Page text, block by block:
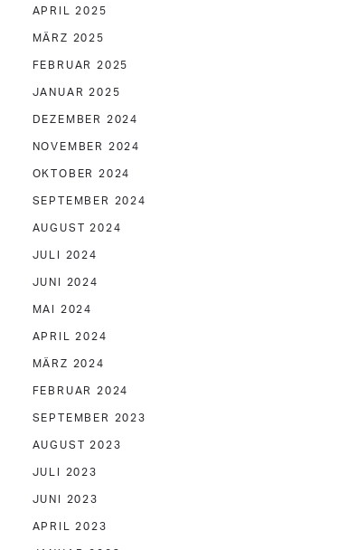
APRIL 2025
MÄRZ 2025
FEBRUAR 2025
JANUAR 2025
DEZEMBER 2024
NOVEMBER 2024
OKTOBER 2024
SEPTEMBER 2024
AUGUST 2024
JULI 2024
JUNI 2024
MAI 2024
APRIL 2024
MÄRZ 2024
FEBRUAR 2024
SEPTEMBER 2023
AUGUST 2023
JULI 2023
JUNI 2023
APRIL 2023